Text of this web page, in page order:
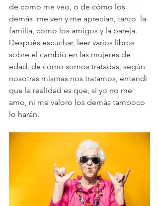
de como me veo, o de cómo los
demás  me ven y me aprecian, tanto  la
familia, como los amigos y la pareja.
Después escuchar, leer varios libros
sobre el cambió en las mujeres de
edad, de cómo somos tratadas, según
nosotras mismas nos tratamos, entendí
que la realidad es que, si yo no me
amo, ni me valoro los demás tampoco
lo harán.